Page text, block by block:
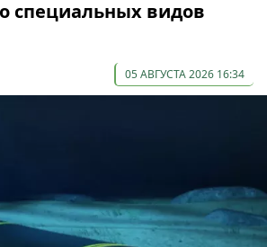
специальных видов
05 АВГУСТА 2026 16:34